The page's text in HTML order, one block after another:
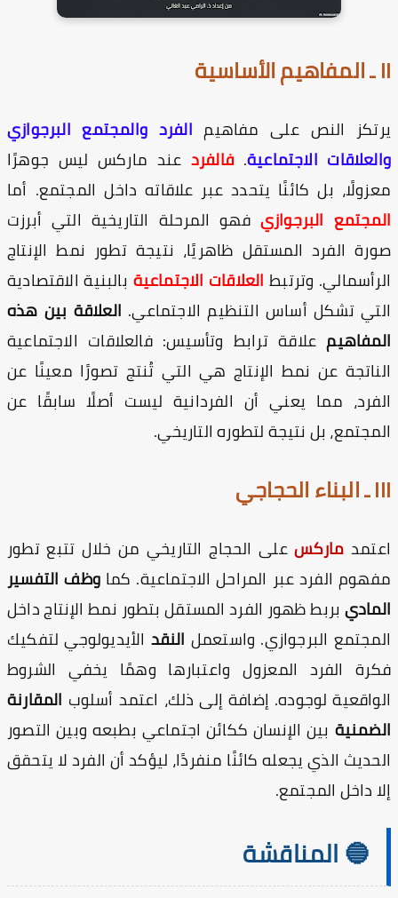
النص على مفاهيمالفرد والمجتمع البرجوازي
الاجتماعية.فالفردعند ماركس ليس جوهرًا
بل كائنًا يتحدد عبر علاقاته داخل المجتمع. أما
البرجوازيفهو المرحلة التاريخية التي أبرزت
الفرد المستقل ظاهريًا، نتيجة تطور نمط الإنتاج
وترتبطالعلاقات الاجتماعيةبالبنية الاقتصادية
تشكل أساس التنظيم الاجتماعي.العلاقة بين هذه
علاقة ترابط وتأسيس: فالعلاقات الاجتماعية
عن نمط الإنتاج هي التي تُنتج تصورًا معينًا عن
مما يعني أن الفردانية ليست أصلًا سابقًا عن
بل نتيجة لتطوره التاريخي.
ماركسعلى الحجاج التاريخي من خلال تتبع تطور
الفرد عبر المراحل الاجتماعية. كماوظف التفسير
بربط ظهور الفرد المستقل بتطور نمط الإنتاج داخل
البرجوازي. واستعملالنقدالأيديولوجي لتفكيك
الفرد المعزول واعتبارها وهمًا يخفي الشروط
لوجوده. إضافة إلى ذلك، اعتمد أسلوبالمقارنة
بين الإنسان ككائن اجتماعي بطبعه وبين التصور
الذي يجعله كائنًا منفردًا، ليؤكد أن الفرد لا يتحقق
داخل المجتمع.
🔵 المناقشة